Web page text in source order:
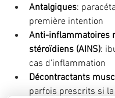
Antalgiques:
première intention
Anti-inflammatoires
stéroïdiens (AINS):
cas d’inflammation
Décontractants
parfois prescrits si